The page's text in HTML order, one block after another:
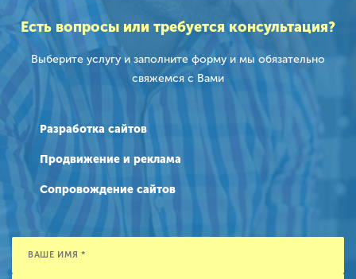
Есть вопросы или требуется консультация?
Выберите услугу и заполните форму и мы обязательно
свяжемся с Вами
Разработка сайтов
Продвижение и реклама
Сопровождение сайтов